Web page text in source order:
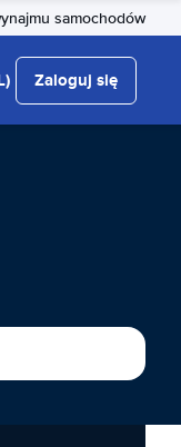
samochodów
Zaloguj się